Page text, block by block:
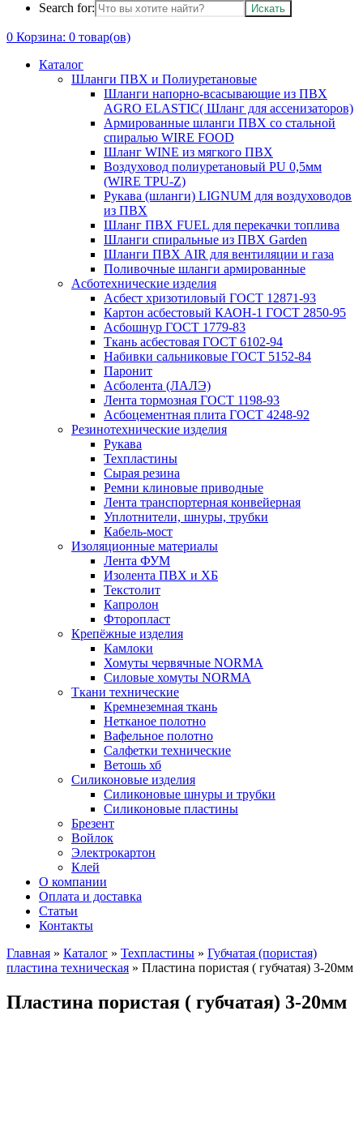
Search for:
0 Корзина: 0 товар(ов)
Каталог
Шланги ПВХ и Полиуретановые
Шланги напорно-всасывающие из ПВХ
AGRO ELASTIC( Шланг для ассенизаторов)
Армированные шланги ПВХ со стальной
спиралью WIRE FOOD
Шланг WINE из мягкого ПВХ
Воздуховод полиуретановый PU 0,5мм
(WIRE TPU-Z)
Рукава (шланги) LIGNUM для воздуховодов
из ПВХ
Шланг ПВХ FUEL для перекачки топлива
Шланги спиральные из ПВХ Garden
Шланги ПВХ AIR для вентиляции и газа
Поливочные шланги армированные
Асботехнические изделия
Асбест хризотиловый ГОСТ 12871-93
Картон aсбестовый КАОН-1 ГОСТ 2850-95
Асбошнур ГОСТ 1779-83
Ткань асбестовая ГОСТ 6102-94
Набивки сальниковые ГОСТ 5152-84
Паронит
Асболента (ЛАЛЭ)
Лента тормозная ГОСТ 1198-93
Асбоцементная плита ГОСТ 4248-92
Резинотехнические изделия
Рукава
Техпластины
Сырая резина
Ремни клиновые приводные
Лента транспортерная конвейерная
Уплотнители, шнуры, трубки
Кабель-мост
Изоляционные материалы
Лента ФУМ
Изолента ПВХ и ХБ
Текстолит
Капролон
Фторопласт
Крепёжные изделия
Камлоки
Хомуты червячные NORMA
Силовые хомуты NORMA
Ткани технические
Кремнеземная ткань
Нетканое полотно
Вафельное полотно
Салфетки технические
Ветошь хб
Силиконовые изделия
Силиконовые шнуры и трубки
Силиконовые пластины
Брезент
Войлок
Электрокартон
Клей
О компании
Оплата и доставка
Статьи
Контакты
Главная » Каталог » Техпластины » Губчатая (пористая)
пластина техническая » Пластина пористая ( губчатая) 3-20мм
Пластина пористая ( губчатая) 3-20мм